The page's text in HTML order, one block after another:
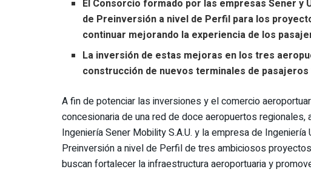
El Consorcio formado por las empresas Sener y
de Preinversión a nivel de Perfil para los
continuar mejorando la experiencia de los
La inversión de estas mejoras en los tres
construcción de nuevos terminales de
A fin de potenciar las inversiones y el comercio
concesionaria de una red de doce aeropuertos
Ingeniería Sener Mobility S.A.U. y la empresa de
Preinversión a nivel de Perfil de tres ambiciosos
buscan fortalecer la infraestructura aeroportuaria y